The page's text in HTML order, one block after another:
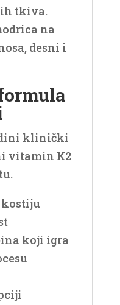
tkiva.
na
desni i
klinički
vitamin K2
kostiju
koji igra